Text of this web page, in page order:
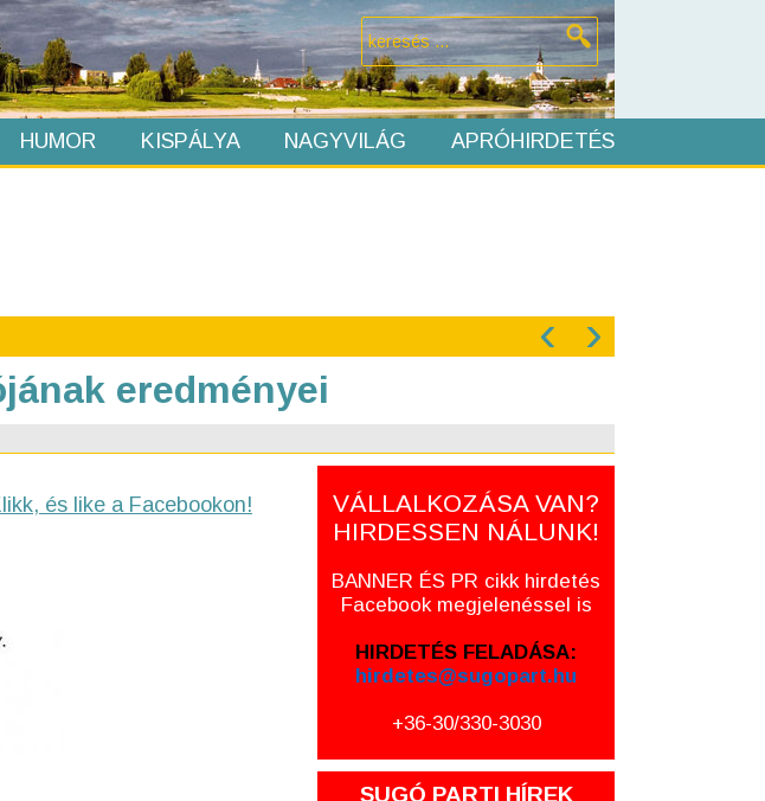
HUMOR KISPÁLYA NAGYVILÁG APRÓHIRDETÉS
‹ ›
eredményei
és like a Facebookon!
VÁLLALKOZÁSA VAN?
HIRDESSEN NÁLUNK!
BANNER ÉS PR cikk hirdetés
Facebook megjelenéssel is
HIRDETÉS FELADÁSA:
hirdetes@sugopart.hu
+36-30/330-3030
SUGÓ PARTI HÍREK